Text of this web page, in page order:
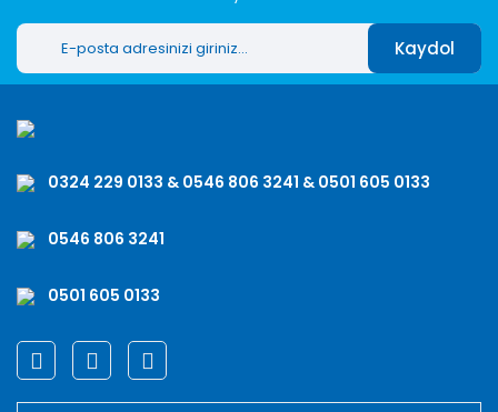
Kaydol
0324 229 0133 & 0546 806 3241 & 0501 605 0133
0546 806 3241
0501 605 0133